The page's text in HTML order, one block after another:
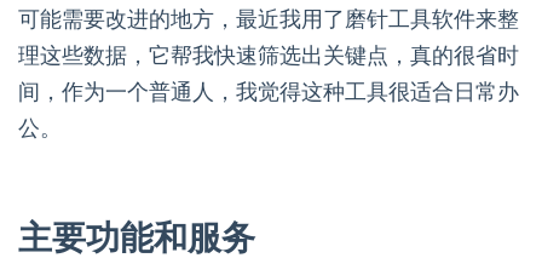
可能需要改进的地方，最近我用了磨针工具软件来整
理这些数据，它帮我快速筛选出关键点，真的很省时
间，作为一个普通人，我觉得这种工具很适合日常办
公。
主要功能和服务